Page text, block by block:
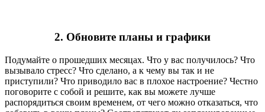
2. Обновите планы и графики
Подумайте о прошедших месяцах. Что у вас получилось? Что
вызывало стресс? Что сделано, а к чему вы так и не
приступили? Что приводило вас в плохое настроение? Честно
поговорите с собой и решите, как вы можете лучше
распорядиться своим временем, от чего можно отказаться, что